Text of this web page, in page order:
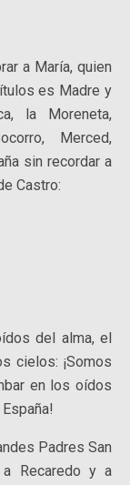
a María, quien
es Madre y
la Moreneta,
Merced,
sin recordar a
Castro:
del alma, el
cielos: ¡Somos
en los oídos
Padres San
a Recaredo y a